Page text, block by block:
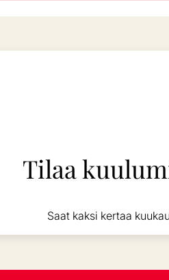
Tilaa
Saat kaksi kertaa